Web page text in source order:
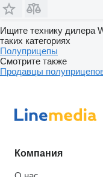
Ищите технику дилера
таких категориях
Полуприцепы
Смотрите также
Продавцы
Компания